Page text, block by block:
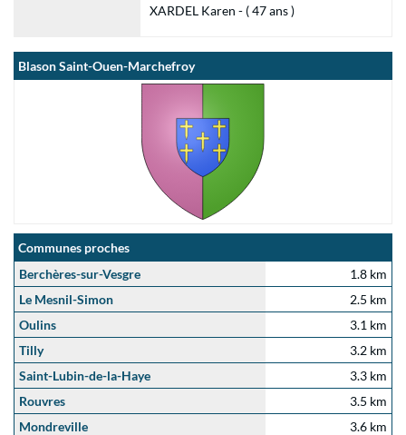
XARDEL Karen - ( 47 ans )
Blason Saint-Ouen-Marchefroy
Communes proches
Berchères-sur-Vesgre
1.8 km
Le Mesnil-Simon
2.5 km
Oulins
3.1 km
Tilly
3.2 km
Saint-Lubin-de-la-Haye
3.3 km
Rouvres
3.5 km
Mondreville
3.6 km